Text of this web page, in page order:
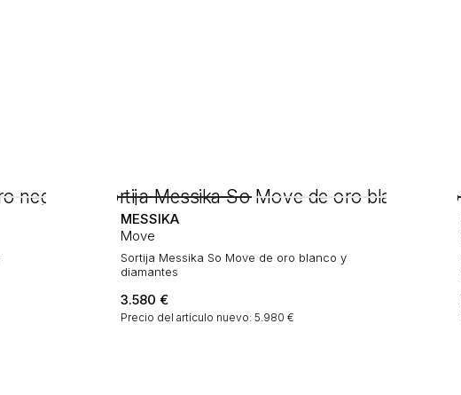
MESSIKA
Move
Sortija Messika So Move de oro blanco y
diamantes
3.580 €
Precio del artículo nuevo: 5.980 €